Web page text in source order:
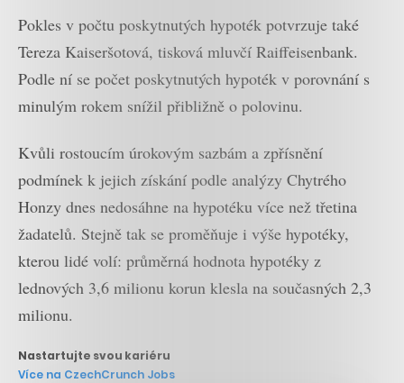
Pokles v počtu poskytnutých hypoték potvrzuje také
Tereza Kaiseršotová, tisková mluvčí Raiffeisenbank.
Podle ní se počet poskytnutých hypoték v porovnání s
minulým rokem snížil přibližně o polovinu.
Kvůli rostoucím úrokovým sazbám a zpřísnění
podmínek k jejich získání podle analýzy Chytrého
Honzy dnes nedosáhne na hypotéku více než třetina
žadatelů. Stejně tak se proměňuje i výše hypotéky,
kterou lidé volí: průměrná hodnota hypotéky z
lednových 3,6 milionu korun klesla na současných 2,3
milionu.
Nastartujte svou kariéru
Více na CzechCrunch Jobs